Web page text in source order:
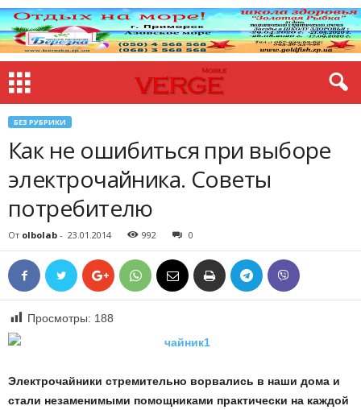
БЕЗ РУБРИКИ
Как не ошибиться при выборе
электрочайника. Советы
потребителю
От olbolab - 23.01.2014 992 0
Просмотры: 188
Электрочайники стремительно ворвались в наши дома и
стали незаменимыми помощниками практически на каждой